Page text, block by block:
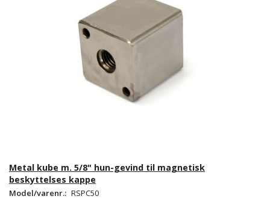
Metal kube m. 5/8" hun-gevind til magnetisk
beskyttelses kappe
Model/varenr.: RSPC50